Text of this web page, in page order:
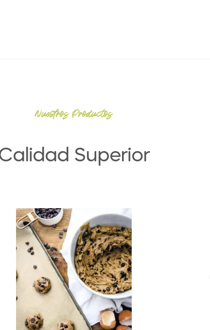
Nuestros Productos
Superior